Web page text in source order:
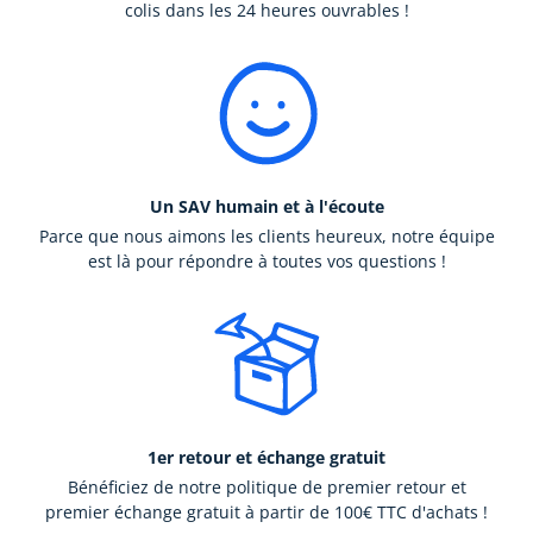
colis dans les 24 heures ouvrables !
Un SAV humain et à l'écoute
Parce que nous aimons les clients heureux, notre équipe
est là pour répondre à toutes vos questions !
1er retour et échange gratuit
Bénéficiez de notre politique de premier retour et
premier échange gratuit à partir de 100€ TTC d'achats !